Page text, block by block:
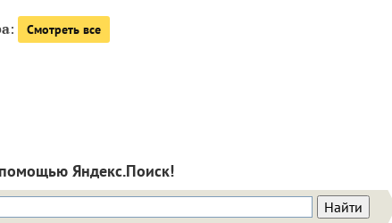
: Смотреть все
Яндекс.Поиск!